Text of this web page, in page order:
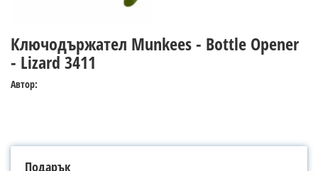
Ключодържател Munkees - Bottle Opener
- Lizard 3411
Автор:
Подарък